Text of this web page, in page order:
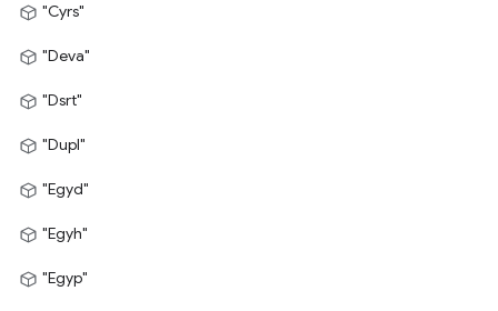
"Cyrs"
"Deva"
"Dsrt"
"Dupl"
"Egyd"
"Egyh"
"Egyp"